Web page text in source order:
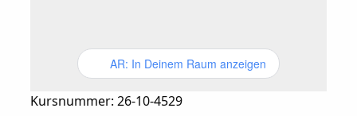
AR: In Deinem Raum anzeigen
Kursnummer: 26-10-4529